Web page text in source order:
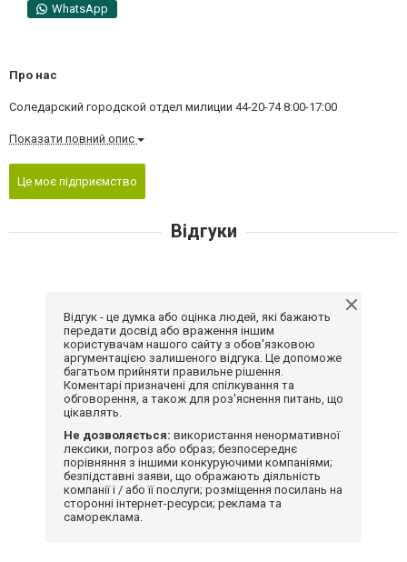
WhatsApp
Про нас
Соледарский городской отдел милиции 44-20-74 8:00-17:00
Показати повний опис
Це моє підприємство
Відгуки
Відгук - це думка або оцінка людей, які бажають
передати досвід або враження іншим
користувачам нашого сайту з обов'язковою
аргументацією залишеного відгука. Це допоможе
багатьом прийняти правильне рішення.
Коментарі призначені для спілкування та
обговорення, а також для роз'яснення питань, що
цікавлять.
Не дозволяється: використання ненормативної
лексики, погроз або образ; безпосереднє
порівняння з іншими конкуруючими компаніями;
безпідставні заяви, що ображають діяльність
компанії і / або її послуги; розміщення посилань на
сторонні інтернет-ресурси; реклама та
самореклама.